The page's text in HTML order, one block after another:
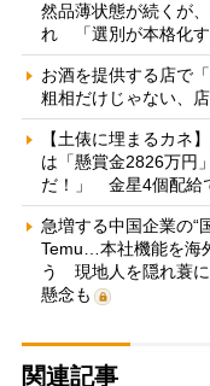
然品薄状態が続くが
れ 「選別が本格化す
お酒を提供する店で
粗相だけじゃない、
【土俵に埋まるカネ
は「懸賞金2826万円
だ！」 金星4個配給
急増する中国企業の“
Temu…本社機能を海
う 現地人を隠れ蓑
懸念も
関連記事